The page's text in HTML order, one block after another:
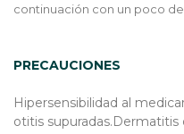
continuación con un poco
PRECAUCIONES
Hipersensibilidad al
otitis supuradas.Dermatitis